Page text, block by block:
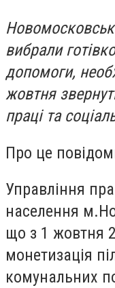
вибрали
допомоги,
жовтня
праці та
Про це
Управління
населення
що з 1 жовтня
монетизація
комунальних